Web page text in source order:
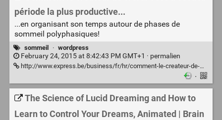
période la plus productive...
...en organisant son temps autour de phases de
sommeil polyphasiques!
sommeil · wordpress
February 24, 2015 at 8:42:43 PM GMT+1 · permalien
http://www.express.be/business/fr/hr/comment-le-createur-de-wordpress-a-vecu-la-priode-la-plus-productive-de-sa-vie-en-dormant-6-siestes-par-jour/211363.htm
·
The Science of Lucid Dreaming and How to
Learn to Control Your Dreams, Animated | Brain